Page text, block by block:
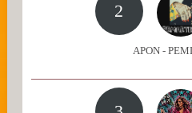
2
APON -